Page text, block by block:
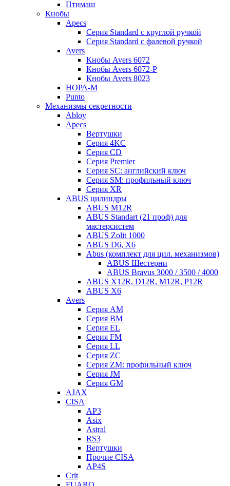
Птимаш
Кнобы
Apecs
Серия Standard с круглой ручкой
Серия Standard с фалевой ручкой
Avers
Кнобы Avers 6072
Кнобы Avers 6072-P
Кнобы Avers 8023
НОРА-М
Punto
Механизмы секретности
Abloy
Apecs
Вертушки
Серия 4KC
Серия CD
Серия Premier
Серия SC: английский ключ
Серия SM: профильный ключ
Серия XR
ABUS цилиндры
ABUS M12R
ABUS Standart (21 проф) для
мастерсистем
ABUS Zolit 1000
ABUS D6, X6
Abus (комплект для цил. механизмов)
ABUS Шестерни
ABUS Bravus 3000 / 3500 / 4000
ABUS X12R, D12R, M12R, P12R
ABUS X6
Avers
Серия AM
Серия BM
Серия EL
Серия FM
Серия LL
Серия ZC
Серия ZM: профильный ключ
Серия JM
Серия GM
AJAX
CISA
AP3
Asix
Astral
RS3
Вертушки
Прочие CISA
AP4S
Crit